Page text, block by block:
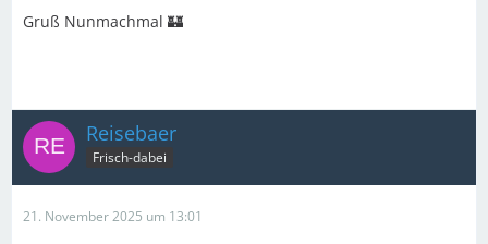
Gruß Nunmachmal 🏰
Reisebaer
Frisch-dabei
21. November 2025 um 13:01